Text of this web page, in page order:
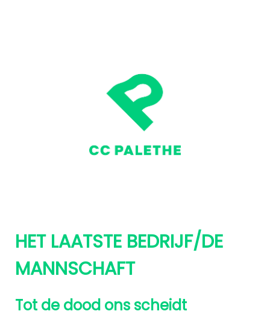
HET LAATSTE BEDRIJF/DE
MANNSCHAFT
Tot de dood ons scheidt